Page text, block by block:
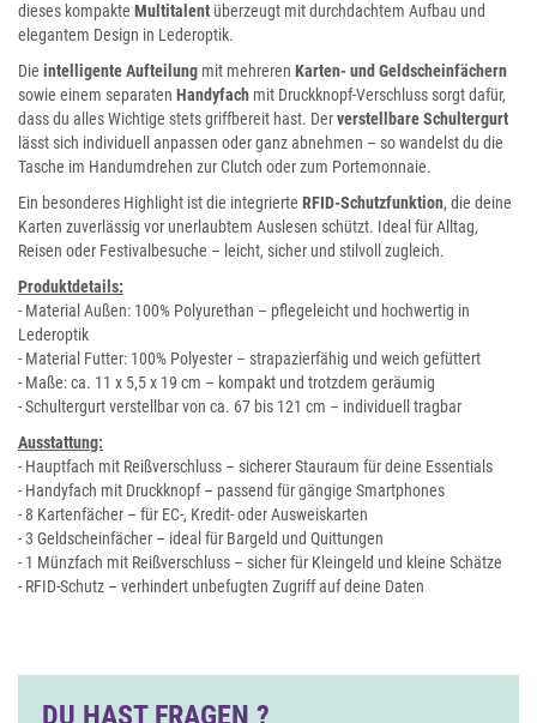
dieses kompakte Multitalent überzeugt mit durchdachtem Aufbau und
elegantem Design in Lederoptik.
Die intelligente Aufteilung mit mehreren Karten- und Geldscheinfächern
sowie einem separaten Handyfach mit Druckknopf-Verschluss sorgt dafür,
dass du alles Wichtige stets griffbereit hast. Derverstellbare Schultergurt
lässt sich individuell anpassen oder ganz abnehmen – so wandelst du die
Tasche im Handumdrehen zur Clutch oder zum Portemonnaie.
Ein besonderes Highlight ist die integrierte RFID-Schutzfunktion, die deine
Karten zuverlässig vor unerlaubtem Auslesen schützt. Ideal für Alltag,
Reisen oder Festivalbesuche – leicht, sicher und stilvoll zugleich.
Produktdetails:
- Material Außen: 100% Polyurethan – pflegeleicht und hochwertig in
Lederoptik
- Material Futter: 100% Polyester – strapazierfähig und weich gefüttert
- Maße: ca. 11 x 5,5 x 19 cm – kompakt und trotzdem geräumig
- Schultergurt verstellbar von ca. 67 bis 121 cm – individuell tragbar
Ausstattung:
- Hauptfach mit Reißverschluss – sicherer Stauraum für deine Essentials
- Handyfach mit Druckknopf – passend für gängige Smartphones
- 8 Kartenfächer – für EC-, Kredit- oder Ausweiskarten
- 3 Geldscheinfächer – ideal für Bargeld und Quittungen
- 1 Münzfach mit Reißverschluss – sicher für Kleingeld und kleine Schätze
- RFID-Schutz – verhindert unbefugten Zugriff auf deine Daten
DU HAST FRAGEN ?